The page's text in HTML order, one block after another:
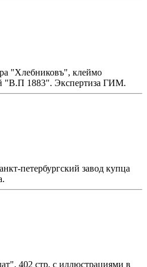
"Хлебниковъ", клеймо
"В.П 1883". Экспертиза ГИМ.
петербургский завод купца
402 стр. с иллюстрациями в